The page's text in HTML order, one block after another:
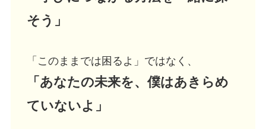
そう」
「このままでは困るよ」ではなく、
「あなたの未来を、僕はあきらめ
ていないよ」